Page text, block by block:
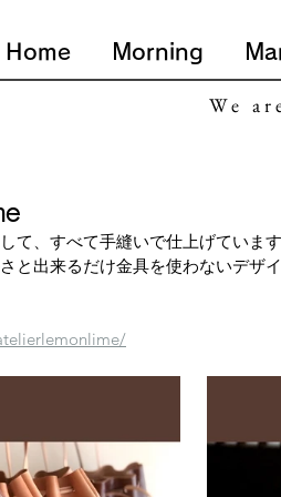
Home Morning
て、すべて手縫いで仕上げています
と出来るだけ金具を使わないデザ
W e a r